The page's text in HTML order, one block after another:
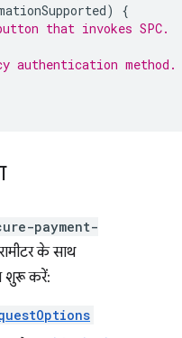
)
{
that invokes SPC.
authentication method.
payment-
के साथ
शुरू करें: